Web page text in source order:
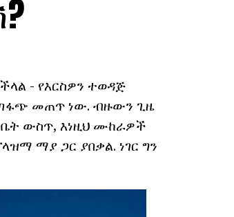
- የእርስዎን ተወዳጅ
ጣፋጭ መጠጥ ነው. ብዙውን ጊዜ
ውስጥ, እነዚህ ሙከራዎች
ማያ ጋር ያበቃል. ነገር ግን